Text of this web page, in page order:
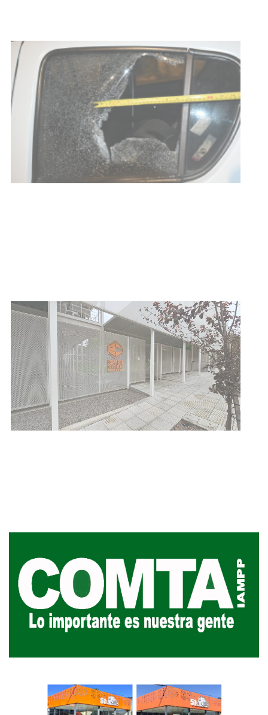
Siniestro laboral con tiernizadora
de carne
01-08-2026